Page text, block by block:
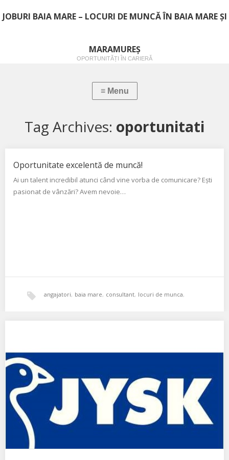
JOBURI BAIA MARE – LOCURI DE MUNCĂ ÎN BAIA MARE ȘI
MARAMUREȘ
OPORTUNITĂȚI ÎN CARIERĂ
Tag Archives: oportunitati
Oportunitate excelentă de muncă!
Ai un talent incredibil atunci când vine vorba de comunicare? Ești
pasionat de vânzări? Avem nevoie…
angajatori, baia mare, consultant, locuri de munca,